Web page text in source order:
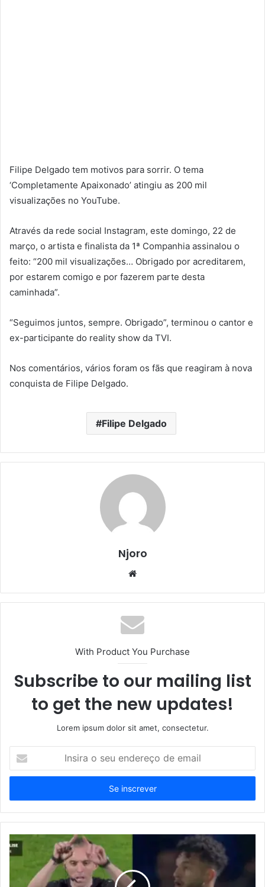
Filipe Delgado tem motivos para sorrir. O tema
‘Completamente Apaixonado’ atingiu as 200 mil
visualizações no YouTube.
Através da rede social Instagram, este domingo, 22 de
março, o artista e finalista da 1ª Companhia assinalou o
feito: “200 mil visualizações… Obrigado por acreditarem,
por estarem comigo e por fazerem parte desta
caminhada”.
“Seguimos juntos, sempre. Obrigado”, terminou o cantor e
ex-participante do reality show da TVI.
Nos comentários, vários foram os fãs que reagiram à nova
conquista de Filipe Delgado.
Filipe Delgado
Njoro
Website
With Product You Purchase
Subscribe to our mailing list
to get the new updates!
Lorem ipsum dolor sit amet, consectetur.
seu
de
email